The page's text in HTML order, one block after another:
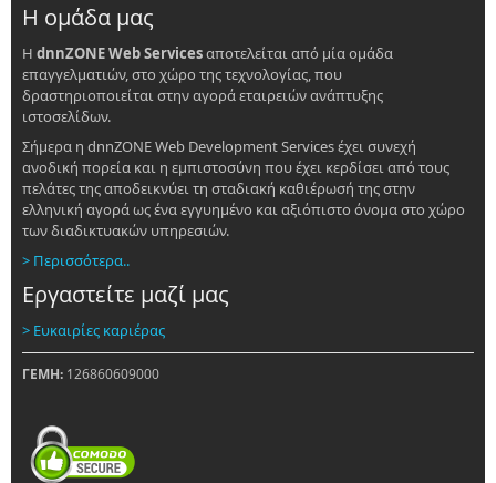
Η ομάδα μας
Η dnnZONE Web Servicesαποτελείται από μία ομάδα
επαγγελματιών, στο χώρο της τεχνολογίας, που
δραστηριοποιείται στην αγορά εταιρειών ανάπτυξης
ιστοσελίδων.
Σήμερα η dnnZONE Web Development Services έχει συνεχή
ανοδική πορεία και η εμπιστοσύνη που έχει κερδίσει από τους
πελάτες της αποδεικνύει τη σταδιακή καθιέρωσή της στην
ελληνική αγορά ως ένα εγγυημένο και αξιόπιστο όνομα στο χώρο
των διαδικτυακών υπηρεσιών.
> Περισσότερα..
Εργαστείτε μαζί μας
> Ευκαιρίες καριέρας
ΓΕΜΗ: 126860609000